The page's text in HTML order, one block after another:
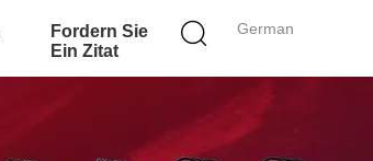
German
Fordern Sie
Ein Zitat